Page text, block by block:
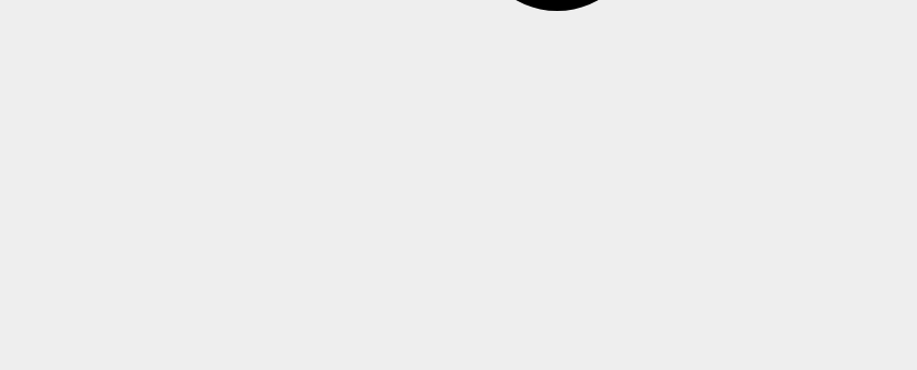
Je certifie être un professionnel de santé et je souhaite